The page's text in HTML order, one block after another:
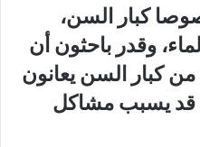
كبار السن،
وقدر باحثون أن
28 بالمئة من كبار السن يعانون
قد يسبب مشاكل